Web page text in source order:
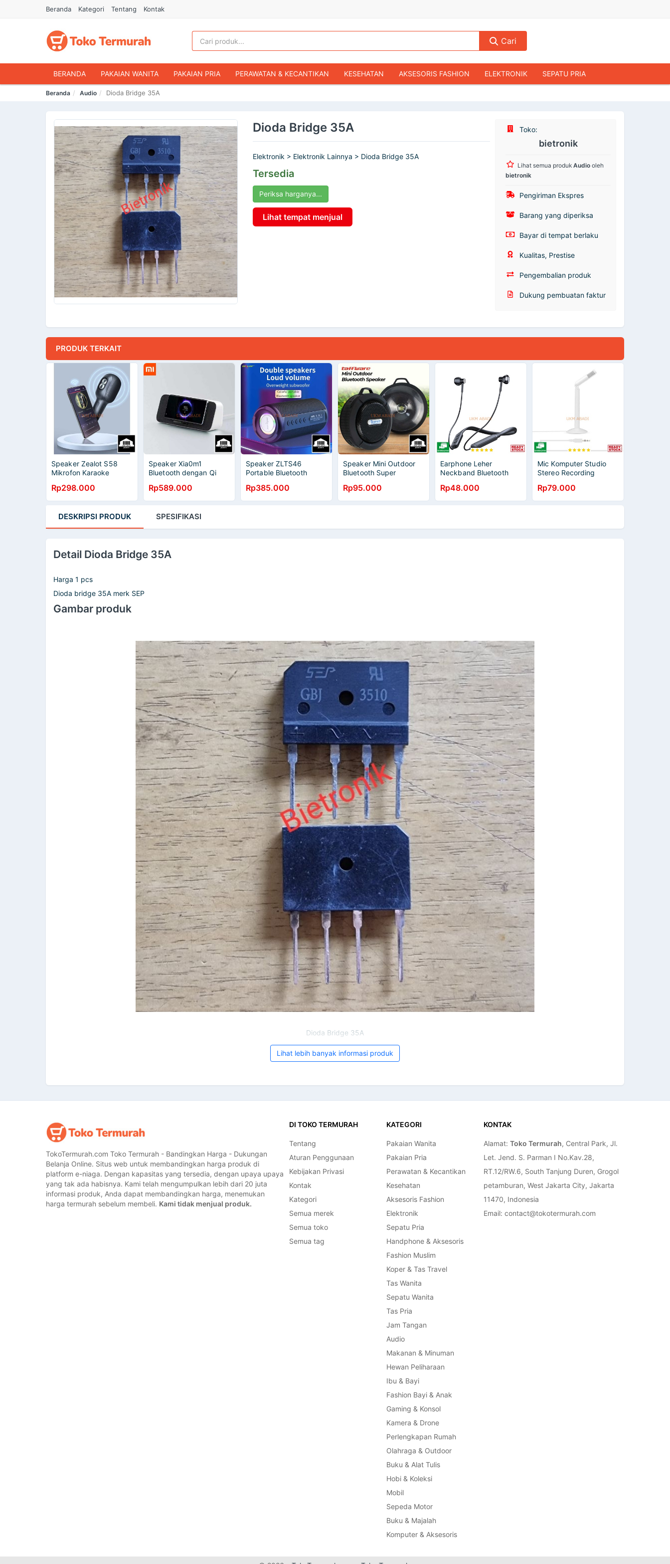
Beranda Kategori Tentang Kontak
Cari
BERANDA PAKAIAN WANITA PAKAIAN PRIA PERAWATAN & KECANTIKAN KESEHATAN AKSESORIS FASHION ELEKTRONIK SEPATU PRIA
HANDPHONE & AKSESORIS FASHION MUSLIM
OLAHRAGA & OUTDOOR BUKU & ALAT TULIS HOBI & KOLEKSI MOBIL
Beranda Audio Dioda Bridge 35A
Dioda Bridge 35A
Elektronik > Elektronik Lainnya > Dioda Bridge 35A
Tersedia
Periksa harganya...
Lihat tempat menjual
Toko:
bietronik
Lihat semua produkAudio oleh
bietronik
Pengiriman Ekspres
Barang yang diperiksa
Bayar di tempat berlaku
Kualitas, Prestise
Pengembalian produk
Dukung pembuatan faktur
PRODUK TERKAIT
Speaker Zealot S58
Mikrofon Karaoke
Portable KTV
Rp298.000
Speaker Xia0m1
Bluetooth dengan Qi
Holder 30W
Rp589.000
Speaker ZLTS46
Portable Bluetooth
SuperLoad Waterproof
Rp385.000
Speaker Mini Outdoor
Bluetooth Super
Rp95.000
Earphone Leher
Neckband Bluetooth
Microphone WSH0537
Rp48.000
Mic Komputer Studio
Stereo Recording
3.5mm SF 950
Rp79.000
DESKRIPSI PRODUK SPESIFIKASI
Detail Dioda Bridge 35A
Harga 1 pcs
Dioda bridge 35A merk SEP
Gambar produk
Dioda Bridge 35A
Lihat lebih banyak informasi produk
TokoTermurah.com Toko Termurah - Bandingkan Harga - Dukungan
Belanja Online. Situs web untuk membandingkan harga produk di
platform e-niaga. Dengan kapasitas yang tersedia, dengan upaya upaya
yang tak ada habisnya. Kami telah mengumpulkan lebih dari 20 juta
informasi produk, Anda dapat membandingkan harga, menemukan
harga termurah sebelum membeli. Kami tidak menjual produk.
DI TOKO TERMURAH
Tentang
Aturan Penggunaan
Kebijakan Privasi
Kontak
Kategori
Semua merek
Semua toko
Semua tag
KATEGORI
Pakaian Wanita
Pakaian Pria
Perawatan & Kecantikan
Kesehatan
Aksesoris Fashion
Elektronik
Sepatu Pria
Handphone & Aksesoris
Fashion Muslim
Koper & Tas Travel
Tas Wanita
Sepatu Wanita
Tas Pria
Jam Tangan
Audio
Makanan & Minuman
Hewan Peliharaan
Ibu & Bayi
Fashion Bayi & Anak
Gaming & Konsol
Kamera & Drone
Perlengkapan Rumah
Olahraga & Outdoor
Buku & Alat Tulis
Hobi & Koleksi
Mobil
Sepeda Motor
Buku & Majalah
Komputer & Aksesoris
KONTAK
Alamat: Toko Termurah, Central Park, Jl.
Let. Jend. S. Parman I No.Kav.28,
RT.12/RW.6, South Tanjung Duren, Grogol
petamburan, West Jakarta City, Jakarta
11470, Indonesia
Email: contact@tokotermurah.com